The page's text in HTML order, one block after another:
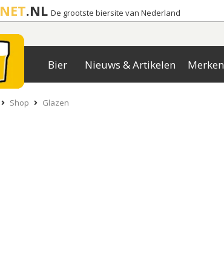
NET.NL De grootste biersite van Nederland
Bier Nieuws & Artikelen Merken
Shop Glazen